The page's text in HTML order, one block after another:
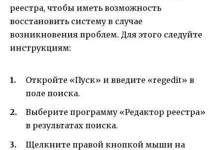
реестра, чтобы иметь возможность
восстановить систему в случае
возникновения проблем. Для этого следуйте
инструкциям:
Откройте «Пуск» и введите «regedit» в
поле поиска.
Выберите программу «Редактор реестра»
в результатах поиска.
Щелкните правой кнопкой мыши на